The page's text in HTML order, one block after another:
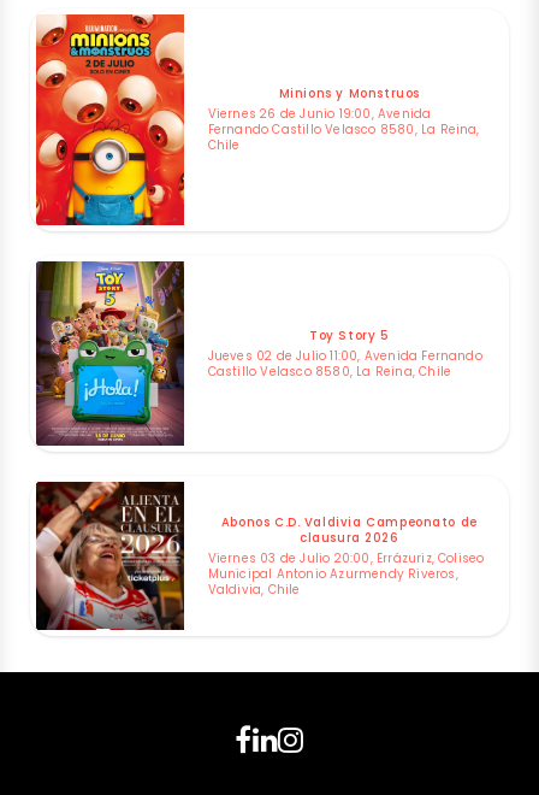
Minions y Monstruos
Viernes 26 de Junio 19:00, Avenida
Fernando Castillo Velasco 8580, La Reina,
Chile
Toy Story 5
Jueves 02 de Julio 11:00, Avenida Fernando
Castillo Velasco 8580, La Reina, Chile
Abonos C.D. Valdivia Campeonato de
clausura 2026
Viernes 03 de Julio 20:00, Errázuriz, Coliseo
Municipal Antonio Azurmendy Riveros,
Valdivia, Chile